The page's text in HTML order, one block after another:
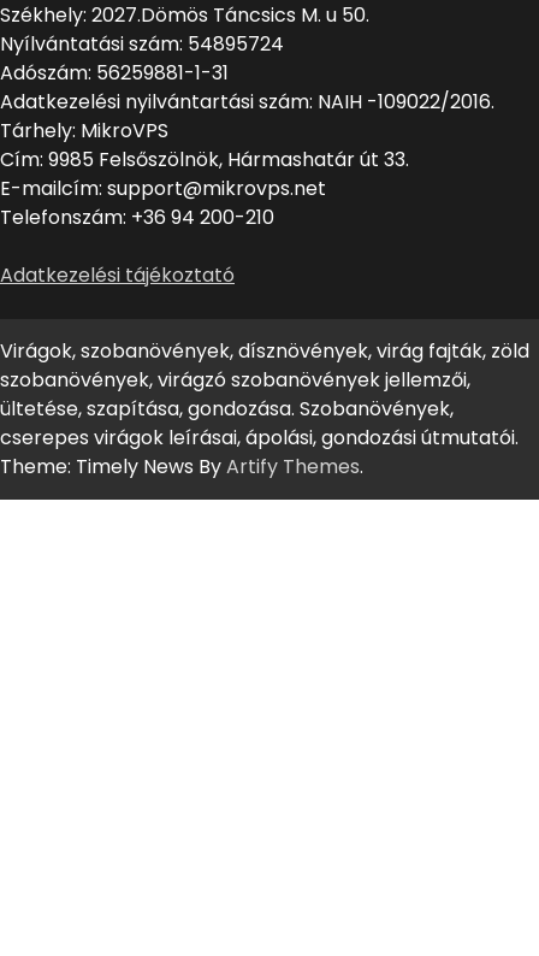
Székhely: 2027.Dömös Táncsics M. u 50.
Nyílvántatási szám: 54895724
Adószám: 56259881-1-31
Adatkezelési nyilvántartási szám: NAIH -109022/2016.
Tárhely: MikroVPS
Cím: 9985 Felsőszölnök, Hármashatár út 33.
E-mailcím: support@mikrovps.net
Telefonszám: +36 94 200-210
Adatkezelési tájékoztató
Virágok, szobanövények, dísznövények, virág fajták, zöld
szobanövények, virágzó szobanövények jellemzői,
ültetése, szapítása, gondozása. Szobanövények,
cserepes virágok leírásai, ápolási, gondozási útmutatói.
Theme: Timely News ByArtify Themes.